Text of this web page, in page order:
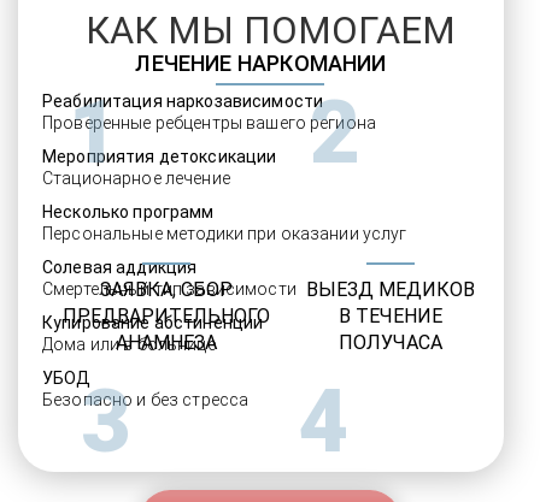
ЛЕЧЕНИЕ НАРКОМАНИИ
Реабилитация наркозависимости
Проверенные ребцентры вашего региона
Мероприятия детоксикации
Стационарное лечение
Несколько программ
Персональные методики при оказании услуг
Солевая аддикция
Смертельный тип зависимости
Купирование абстиненции
Дома или в больнице
УБОД
Безопасно и без стресса
КАК МЫ ПОМОГАЕМ
1
ЗАЯВКА, СБОР
ПРЕДВАРИТЕЛЬНОГО
АНАМНЕЗА
2
ВЫЕЗД МЕДИКОВ
В ТЕЧЕНИЕ
ПОЛУЧАСА
3 4